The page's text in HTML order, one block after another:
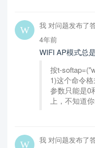
我 对问题发布了
4年前
WIFI AP模式总
按t-
1)这个命令
参数只能是0
上，不知道
我 对问题发布了